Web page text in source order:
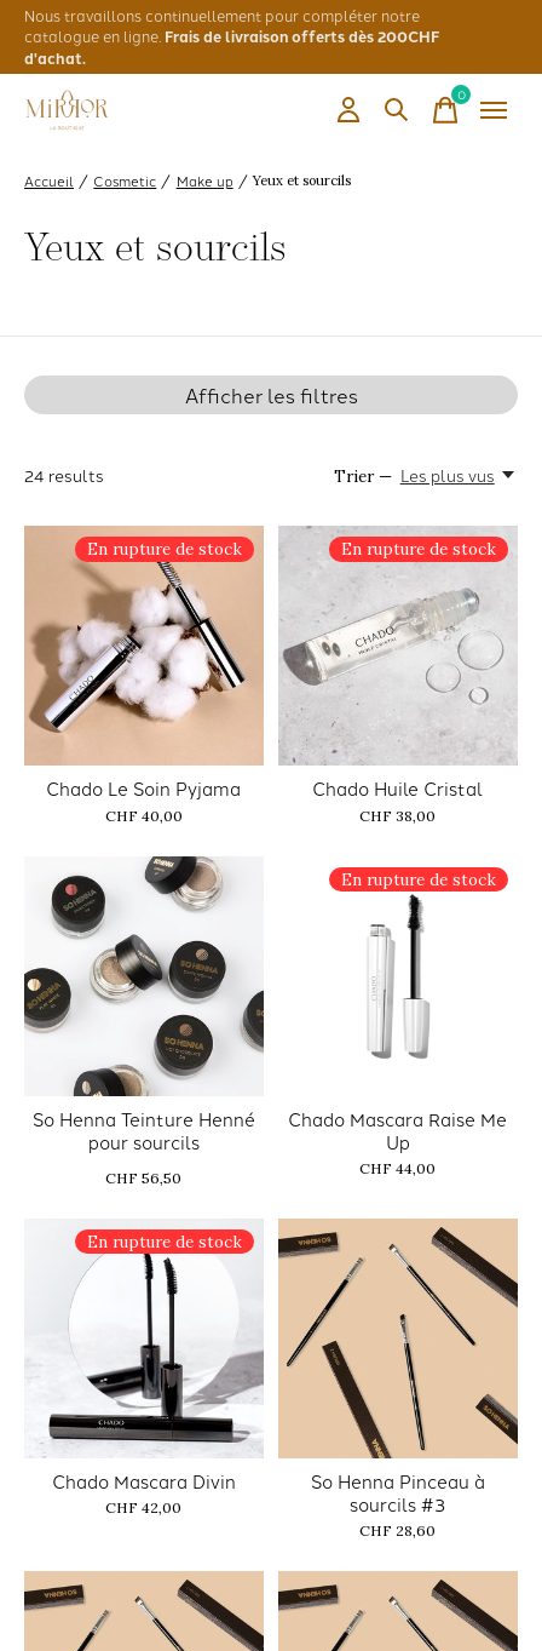
Nous travaillons continuellement pour compléter notre
catalogue en ligne. Frais de livraison offerts dès 200CHF
d'achat.
0items
Accueil / Cosmetic / Make up / Yeux et sourcils
Yeux et sourcils
Afficher les filtres
24 results Trier — Les plus vus
En rupture de stock
Chado Le Soin Pyjama
CHF 40,00
En rupture de stock
Chado Huile Cristal
CHF 38,00
So Henna Teinture Henné
pour sourcils
CHF 56,50
En rupture de stock
Chado Mascara Raise Me
Up
CHF 44,00
En rupture de stock
Chado Mascara Divin
CHF 42,00
So Henna Pinceau à
sourcils #3
CHF 28,60